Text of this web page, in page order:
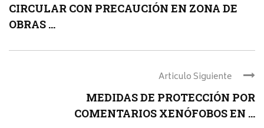
CIRCULAR CON PRECAUCIÓN EN ZONA DE
OBRAS ...
Articulo Siguiente
MEDIDAS DE PROTECCIÓN POR
COMENTARIOS XENÓFOBOS EN ...